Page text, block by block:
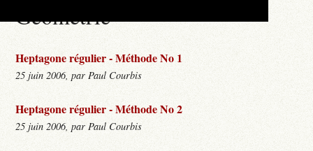
Géométrie
Heptagone régulier - Méthode No 1
25 juin 2006, par Paul Courbis
Heptagone régulier - Méthode No 2
25 juin 2006, par Paul Courbis